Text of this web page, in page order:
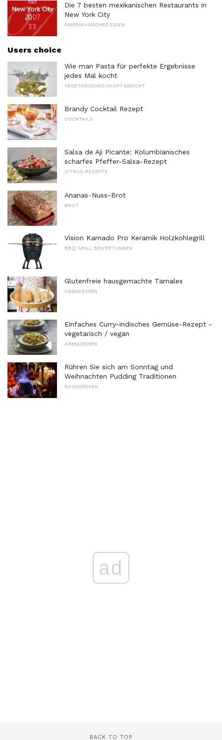
Die 7 besten mexikanischen Restaurants in
New York City
AMERIKANISCHES ESSEN
Users choice
Wie man Pasta für perfekte Ergebnisse
jedes Mal kocht
VEGETARISCHES HAUPTGERICHT
Brandy Cocktail Rezept
COCKTAILS
Salsa de Aji Picante: Kolumbianisches
scharfes Pfeffer-Salsa-Rezept
ZITRUS-REZEPTE
Ananas-Nuss-Brot
BROT
Vision Kamado Pro Keramik Holzkohlegrill
BBQ GRILL BEWERTUNGEN
Glutenfreie hausgemachte Tamales
ABENDESSEN
Einfaches Curry-indisches Gemüse-Rezept -
vegetarisch / vegan
ABENDESSEN
Rühren Sie sich am Sonntag und
Weihnachten Pudding Traditionen
NACHSPEISEN
ad
BACK TO TOP